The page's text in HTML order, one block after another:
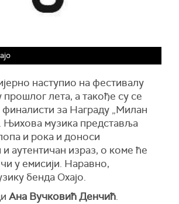
наступио на фестивалу
лета, а такође су се
финалисти за Награду „Милан
музика представља
и рока и доноси
и аутентичан израз, о коме ће
у емисији. Наравно,
бенда Oxajo.
Ана Вучковић Денчић.